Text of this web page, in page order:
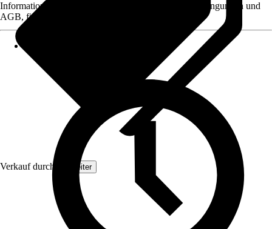
Verkauf durch: Topleiter
Informationen des Verkäufers, wie z. B. Rückgabebedingungen und
AGB, finden Sie bei Klick auf den Verkäufernamen.